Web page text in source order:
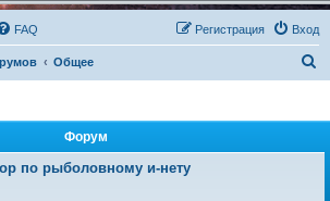
FAQ Вход
Регистрация
Общее
Форум
по рыболовному и-нету